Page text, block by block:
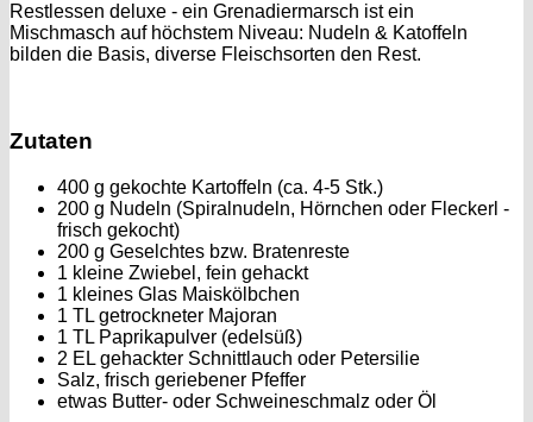
Restlessen deluxe - ein Grenadiermarsch ist ein
Mischmasch auf höchstem Niveau: Nudeln & Katoffeln
bilden die Basis, diverse Fleischsorten den Rest.
Zutaten
400 g gekochte Kartoffeln (ca. 4-5 Stk.)
200 g Nudeln (Spiralnudeln, Hörnchen oder Fleckerl -
frisch gekocht)
200 g Geselchtes bzw. Bratenreste
1 kleine Zwiebel, fein gehackt
1 kleines Glas Maiskölbchen
1 TL getrockneter Majoran
1 TL Paprikapulver (edelsüß)
2 EL gehackter Schnittlauch oder Petersilie
Salz, frisch geriebener Pfeffer
etwas Butter- oder Schweineschmalz oder Öl